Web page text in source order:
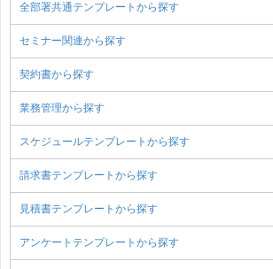
全部署共通テンプレートから探す
セミナー関連から探す
契約書から探す
業務管理から探す
スケジュールテンプレートから探す
請求書テンプレートから探す
見積書テンプレートから探す
アンケートテンプレートから探す